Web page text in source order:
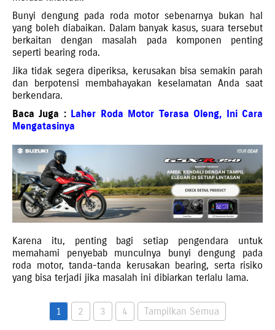
Bunyi dengung pada roda motor sebenarnya bukan hal
yang boleh diabaikan. Dalam banyak kasus, suara tersebut
berkaitan dengan masalah pada komponen penting
seperti bearing roda.
Jika tidak segera diperiksa, kerusakan bisa semakin parah
dan berpotensi membahayakan keselamatan Anda saat
berkendara.
Baca Juga : Laher Roda Motor Terasa Oleng, Ini Cara
Mengatasinya
Karena itu, penting bagi setiap pengendara untuk
memahami penyebab munculnya bunyi dengung pada
roda motor, tanda-tanda kerusakan bearing, serta risiko
yang bisa terjadi jika masalah ini dibiarkan terlalu lama.
1 2 3 4 Tampilkan Semua